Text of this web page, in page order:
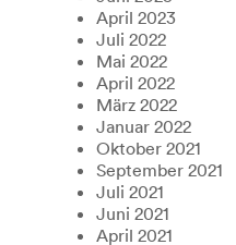
April 2023
Juli 2022
Mai 2022
April 2022
März 2022
Januar 2022
Oktober 2021
September 2021
Juli 2021
Juni 2021
April 2021